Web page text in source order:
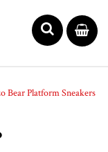
Bear Platform Sneakers